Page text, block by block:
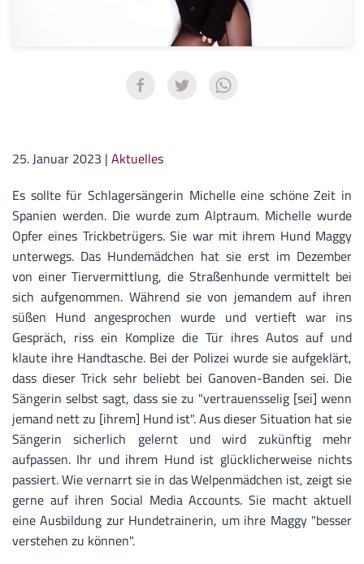
25. Januar 2023 | Aktuelles
Es sollte für Schlagersängerin Michelle eine schöne Zeit in
Spanien werden. Die wurde zum Alptraum. Michelle wurde
Opfer eines Trickbetrügers. Sie war mit ihrem Hund Maggy
unterwegs. Das Hundemädchen hat sie erst im Dezember
von einer Tiervermittlung, die Straßenhunde vermittelt bei
sich aufgenommen. Während sie von jemandem auf ihren
süßen Hund angesprochen wurde und vertieft war ins
Gespräch, riss ein Komplize die Tür ihres Autos auf und
klaute ihre Handtasche. Bei der Polizei wurde sie aufgeklärt,
dass dieser Trick sehr beliebt bei Ganoven-Banden sei. Die
Sängerin selbst sagt, dass sie zu "vertrauensselig [sei] wenn
jemand nett zu [ihrem] Hund ist". Aus dieser Situation hat sie
Sängerin sicherlich gelernt und wird zukünftig mehr
aufpassen. Ihr und ihrem Hund ist glücklicherweise nichts
passiert. Wie vernarrt sie in das Welpenmädchen ist, zeigt sie
gerne auf ihren Social Media Accounts. Sie macht aktuell
eine Ausbildung zur Hundetrainerin, um ihre Maggy "besser
verstehen zu können".